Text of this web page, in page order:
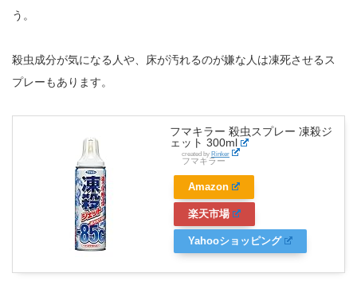
う。
殺虫成分が気になる人や、床が汚れるのが嫌な人は凍死させるス
プレーもあります。
フマキラー 殺虫スプレー 凍殺ジ
ェット 300ml
created by Rinker
フマキラー
Amazon
楽天市場
Yahooショッピング